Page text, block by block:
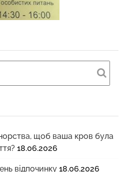
щоб ваша кров була
18.06.2026
відпочинку 18.06.2026